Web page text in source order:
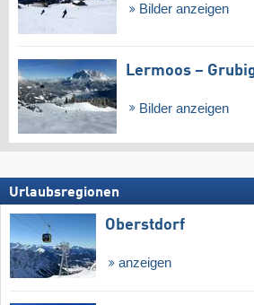
Bilder anzeigen
Lermoos –
Bilder anzeigen
Urlaubsregionen
Oberstdorf
anzeigen